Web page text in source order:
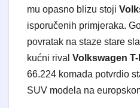
mu opasno blizu stoji
isporučenih primjeraka.
povratak na staze stare
kućni rival Volkswagen
66.224 komada potvrdio
SUV modela na